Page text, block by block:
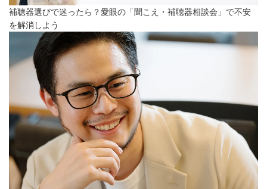
補聴器選びで迷ったら？愛眼の「聞こえ・補聴器相談会」で不安
を解消しよう